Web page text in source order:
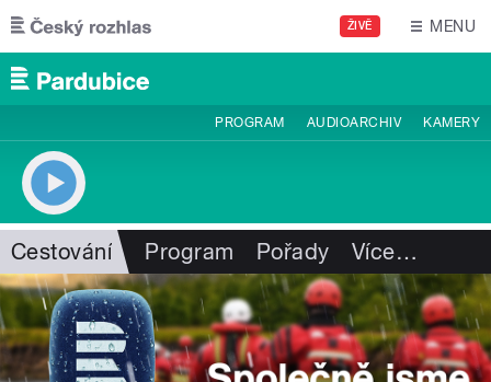
Přejít k hlavnímu obsahu
ŽIVĚ MENU
PROGRAM AUDIOARCHIV KAMERY
Cestování Program Pořady Více…